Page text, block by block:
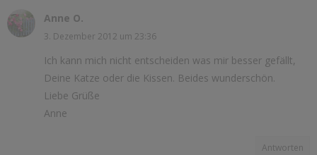
Anne O.
3. Dezember 2012 um 23:36
Ich kann mich nicht entscheiden was mir besser gefällt,
Deine Katze oder die Kissen. Beides wunderschön.
Liebe Grüße
Anne
Antworten